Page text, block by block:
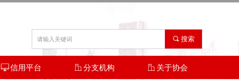
끠 搜索
ꀖ 信用平台 ꀶ 分支机构 ꀶ 关于协会